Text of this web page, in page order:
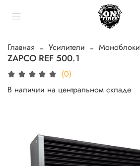
Главная Усилители Моноблоки
ZAPCO REF 500.1
(0)
В наличии на центральном складе